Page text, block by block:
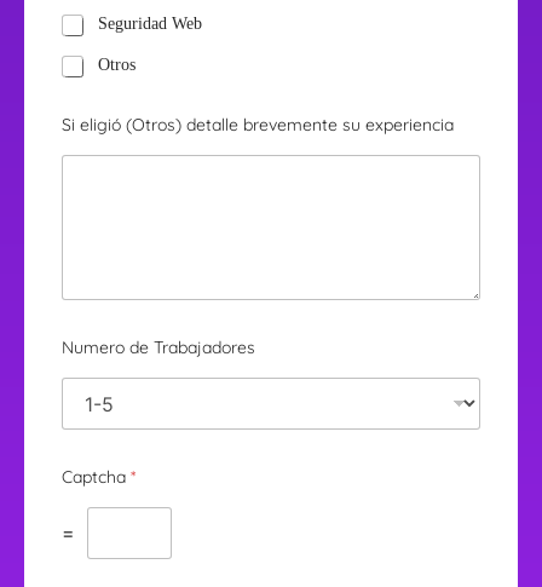
Seguridad Web
Otros
Si eligió (Otros) detalle brevemente su experiencia
Numero de Trabajadores
Captcha *
=